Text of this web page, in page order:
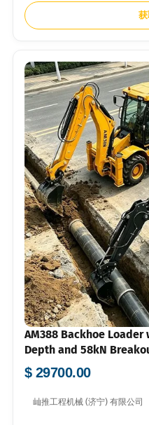
AM388 Backhoe
Depth and 58kN
$ 29700.00
屾推工程机械 (济宁) 有限公司